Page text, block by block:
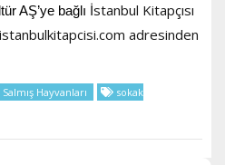
AŞ’ye bağlı İstanbul Kitapçısı
adresinden
Hayvanları
sokak